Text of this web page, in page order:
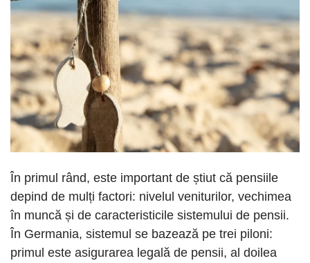
În primul rând, este important de știut că pensiile
depind de mulți factori: nivelul veniturilor, vechimea
în muncă și de caracteristicile sistemului de pensii.
În Germania, sistemul se bazează pe trei piloni:
primul este asigurarea legală de pensii, al doilea